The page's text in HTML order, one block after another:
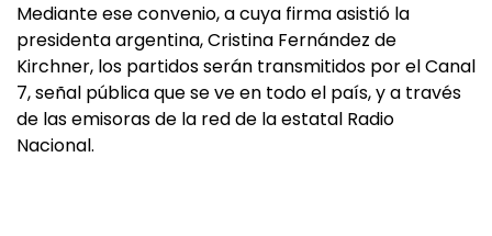
Mediante ese convenio, a cuya firma asistió la
presidenta argentina, Cristina Fernández de
Kirchner, los partidos serán transmitidos por el Canal
7, señal pública que se ve en todo el país, y a través
de las emisoras de la red de la estatal Radio
Nacional.